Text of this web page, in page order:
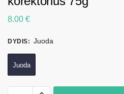
8.00 €
DYDIS: Juoda
Juoda